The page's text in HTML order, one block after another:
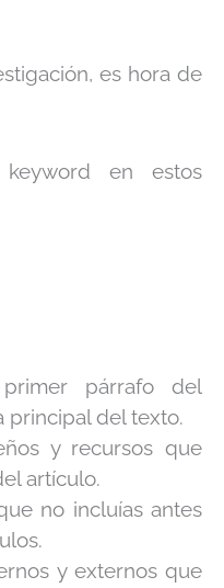
es hora de
en estos
párrafo del
principal del texto.
y recursos que
artículo.
no incluías antes
y externos que